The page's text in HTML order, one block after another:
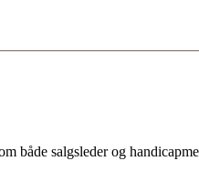
både salgsleder og